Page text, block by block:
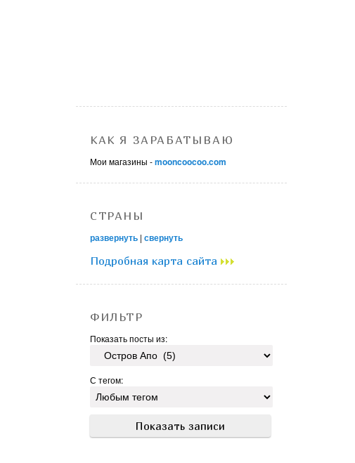
КАК Я ЗАРАБАТЫВАЮ
Мои магазины -mooncoocoo.com
СТРАНЫ
развернуть | свернуть
Подробная карта сайта
ФИЛЬТР
Показать посты из:
С тегом: